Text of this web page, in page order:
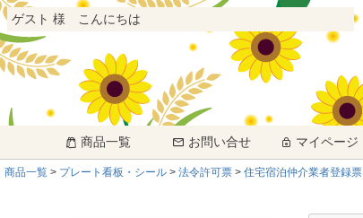
ゲスト 様 こんにちは
商品一覧 お問い合せ マイページ
商品一覧 プレート看板・シール 法令許可票 住宅宿泊仲介業者登録票